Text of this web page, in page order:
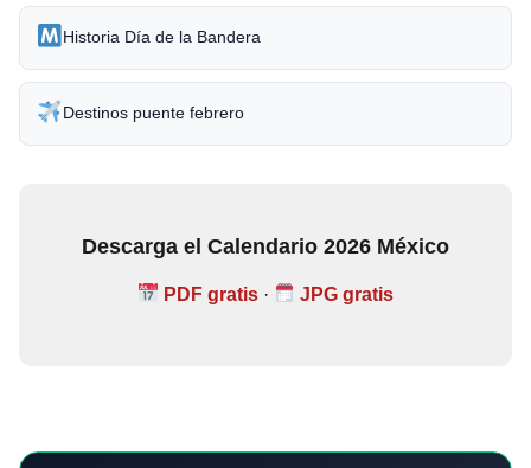
Historia Día de la Bandera
Destinos puente febrero
Descarga el Calendario 2026 México
PDF gratis · JPG gratis